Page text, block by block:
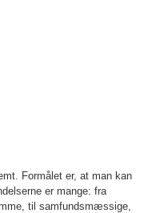
Formålet er, at man kan
er mange: fra
til samfundsmæssige,